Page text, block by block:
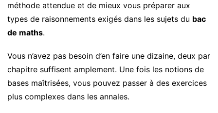
méthode attendue et de mieux vous préparer aux
types de raisonnements exigés dans les sujets du bac
de maths.
Vous n’avez pas besoin d’en faire une dizaine, deux par
chapitre suffisent amplement. Une fois les notions de
bases maîtrisées, vous pouvez passer à des exercices
plus complexes dans les annales.